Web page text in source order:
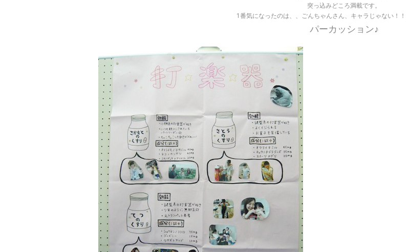
突っ込みどころ満載です。
1番気になったのは、、ごんちゃんさん、キャラじゃない！！
パーカッション♪